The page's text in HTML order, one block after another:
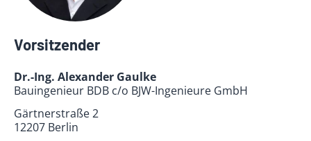
Vorsitzender
Dr.-Ing. Alexander Gaulke
Bauingenieur BDB c/o BJW-Ingenieure GmbH
Gärtnerstraße 2
12207 Berlin